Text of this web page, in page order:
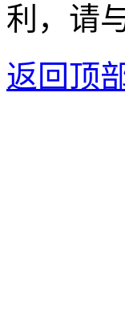
利，请
返回顶